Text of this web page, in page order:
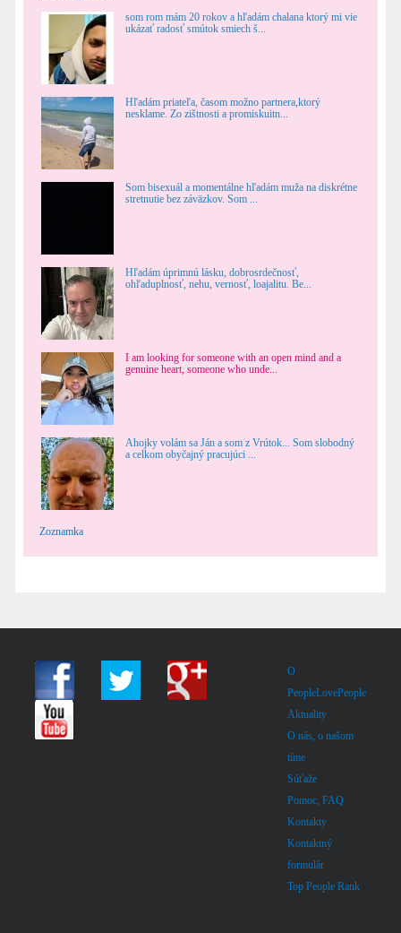
som rom mám 20 rokov a hľadám chalana ktorý mi vie
ukázať radosť smútok smiech š...
Hľadám priateľa, časom možno partnera,ktorý
nesklame. Zo zištnosti a promiskuitn...
Som bisexuál a momentálne hľadám muža na diskrétne
stretnutie bez záväzkov. Som ...
Hľadám úprimnú lásku, dobrosrdečnosť,
ohľaduplnosť, nehu, vernosť, loajalitu. Be...
I am looking for someone with an open mind and a
genuine heart, someone who unde...
Ahojky volám sa Ján a som z Vrútok... Som slobodný
a celkom obyčajný pracujúci ...
Zoznamka
O
PeopleLovePeople
Aktuality
O nás, o našom
tíme
Súťaže
Pomoc, FAQ
Kontakty
Kontaktný
formulár
Top People Rank